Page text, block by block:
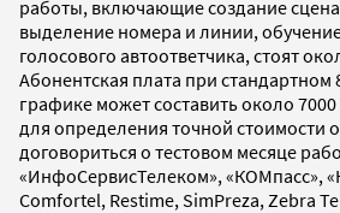
работы, включающие создание
выделение номера и линии,
голосового автоответчика, стоят
Абонентская плата при
графике может составить около
для определения точной стоимости
договориться о тестовом месяце
«ИнфоСервисТелеком», «КОМпасс»,
Comfortel, Restime, SimPreza, Zebra